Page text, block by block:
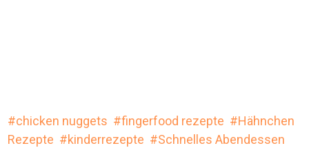
chicken nuggets fingerfood rezepte
Hähnchen
Rezepte
kinderrezepte
Schnelles Abendessen